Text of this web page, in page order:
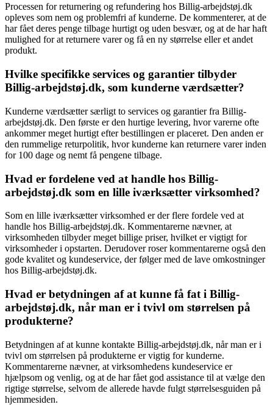
Processen for returnering og refundering hos Billig-arbejdstøj.dk
opleves som nem og problemfri af kunderne. De kommenterer, at de
har fået deres penge tilbage hurtigt og uden besvær, og at de har haft
mulighed for at returnere varer og få en ny størrelse eller et andet
produkt.
Hvilke specifikke services og garantier tilbyder
Billig-arbejdstøj.dk, som kunderne værdsætter?
Kunderne værdsætter særligt to services og garantier fra Billig-
arbejdstøj.dk. Den første er den hurtige levering, hvor varerne ofte
ankommer meget hurtigt efter bestillingen er placeret. Den anden er
den rummelige returpolitik, hvor kunderne kan returnere varer inden
for 100 dage og nemt få pengene tilbage.
Hvad er fordelene ved at handle hos Billig-
arbejdstøj.dk som en lille iværksætter virksomhed?
Som en lille iværksætter virksomhed er der flere fordele ved at
handle hos Billig-arbejdstøj.dk. Kommentarerne nævner, at
virksomheden tilbyder meget billige priser, hvilket er vigtigt for
virksomheder i opstarten. Derudover roser kommentarerne også den
gode kvalitet og kundeservice, der følger med de lave omkostninger
hos Billig-arbejdstøj.dk.
Hvad er betydningen af at kunne få fat i Billig-
arbejdstøj.dk, når man er i tvivl om størrelsen på
produkterne?
Betydningen af at kunne kontakte Billig-arbejdstøj.dk, når man er i
tvivl om størrelsen på produkterne er vigtig for kunderne.
Kommentarerne nævner, at virksomhedens kundeservice er
hjælpsom og venlig, og at de har fået god assistance til at vælge den
rigtige størrelse, selvom de allerede havde fulgt størrelsesguiden på
hjemmesiden.